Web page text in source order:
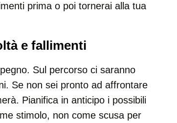
prima o poi tornerai alla tua
e fallimenti
Sul percorso ci saranno
Se non sei pronto ad affrontare
Pianifica in anticipo i possibili
stimolo, non come scusa per